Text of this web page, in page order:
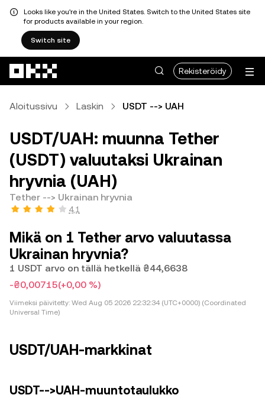
Looks like you're in the United States. Switch to the United States site
for products available in your region.
Switch site
Rekisteröidy
Aloitussivu Laskin USDT --> UAH
USDT/UAH: muunna Tether
(USDT) valuutaksi Ukrainan
hryvnia (UAH)
Tether --> Ukrainan hryvnia
4,1
Mikä on 1 Tether arvo valuutassa
Ukrainan hryvnia?
1 USDT arvo on tällä hetkellä ₴44,6638
-₴0,00715(+0,00 %)
Viimeksi päivitetty: Wed Aug 05 2026 22:32:34 (UTC+0000) (Coordinated
Universal Time)
USDT/UAH-markkinat
USDT-->UAH-muuntotaulukko